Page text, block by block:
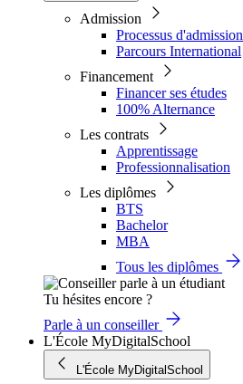
Admission
Processus d'admission
Parcours International
Financement
Financer ses études
100% Alternance
Les contrats
Apprentissage
Professionnalisation
Les diplômes
BTS
Bachelor
MBA
Tous les diplômes
Tu hésites encore ?
Parle à un conseiller
L'École MyDigitalSchool
L'École MyDigitalSchool